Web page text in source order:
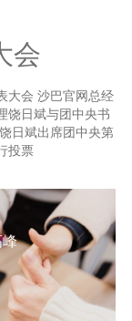
会
大会 沙巴官网总经
饶日斌与团中央书
日斌出席团中央第
投票